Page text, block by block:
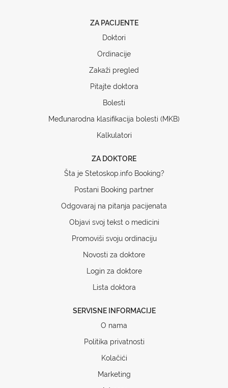
ZA PACIJENTE
Doktori
Ordinacije
Zakaži pregled
Pitajte doktora
Bolesti
Međunarodna klasifikacija bolesti (MKB)
Kalkulatori
ZA DOKTORE
Šta je Stetoskop.info Booking?
Postani Booking partner
Odgovaraj na pitanja pacijenata
Objavi svoj tekst o medicini
Promoviši svoju ordinaciju
Novosti za doktore
Login za doktore
Lista doktora
SERVISNE INFORMACIJE
O nama
Politika privatnosti
Kolačići
Marketing